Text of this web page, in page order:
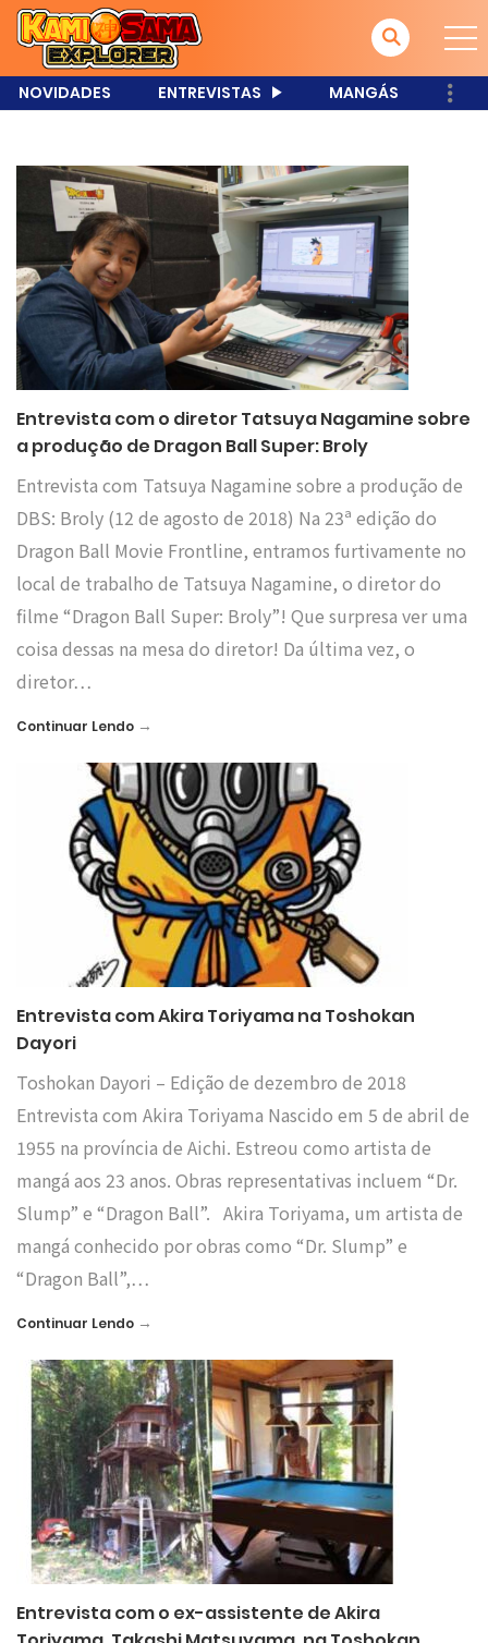
NOVIDADES ENTREVISTAS MANGÁS
Entrevista com o diretor Tatsuya Nagamine sobre
a produção de Dragon Ball Super: Broly
Entrevista com Tatsuya Nagamine sobre a produção de
DBS: Broly (12 de agosto de 2018) Na 23ª edição do
Dragon Ball Movie Frontline, entramos furtivamente no
local de trabalho de Tatsuya Nagamine, o diretor do
filme “Dragon Ball Super: Broly”! Que surpresa ver uma
coisa dessas na mesa do diretor! Da última vez, o
diretor…
Continuar Lendo →
Entrevista com Akira Toriyama na Toshokan
Dayori
Toshokan Dayori – Edição de dezembro de 2018
Entrevista com Akira Toriyama Nascido em 5 de abril de
1955 na província de Aichi. Estreou como artista de
mangá aos 23 anos. Obras representativas incluem “Dr.
Slump” e “Dragon Ball”. Akira Toriyama, um artista de
mangá conhecido por obras como “Dr. Slump” e
“Dragon Ball”,…
Continuar Lendo →
Entrevista com o ex-assistente de Akira